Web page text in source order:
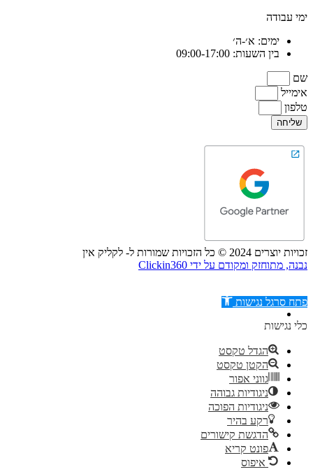
ימי עבודה
ימים: א׳-ה׳
בין השעות: 09:00-17:00
שם
אימייל
טלפון
שליחה
זכויות יוצרים 2024 © כל הזכויות שמורות ל- לקליק אין
נבנה, מתוחזק ומקודם על ידי Clickin360
דילוג לתוכן
פתח סרגל נגישות
כלי נגישות
הגדל טקסט
הקטן טקסט
גווני אפור
ניגודיות גבוהה
ניגודיות הפוכה
רקע בהיר
הדגשת קישורים
פונט קריא
איפוס